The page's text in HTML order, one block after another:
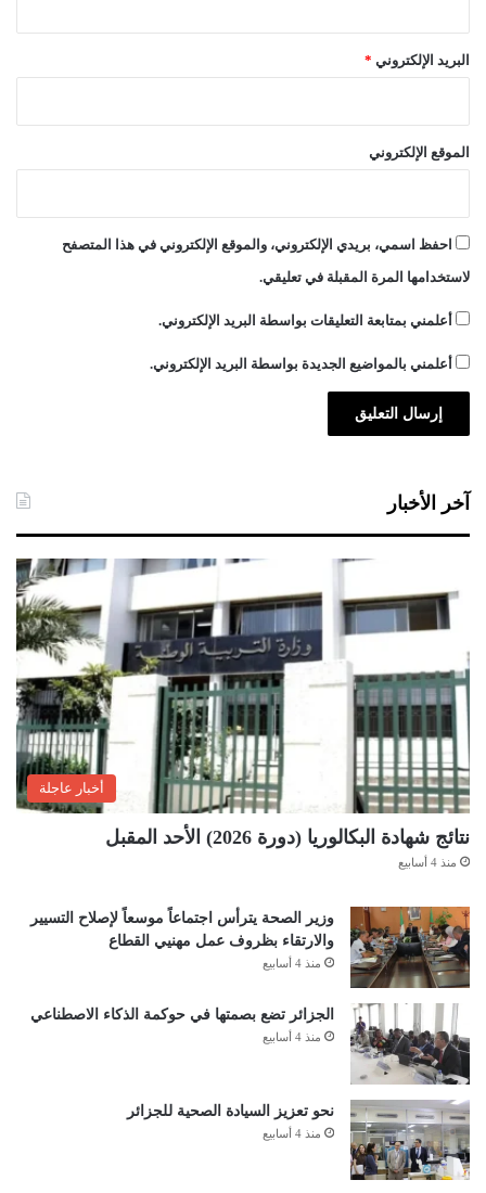
البريد الإلكتروني *
الموقع الإلكتروني
احفظ اسمي، بريدي الإلكتروني، والموقع الإلكتروني في هذا المتصفح
لاستخدامها المرة المقبلة في تعليقي.
أعلمني بمتابعة التعليقات بواسطة البريد الإلكتروني.
أعلمني بالمواضيع الجديدة بواسطة البريد الإلكتروني.
آخر الأخبار
أخبار عاجلة
نتائج شهادة البكالوريا (دورة 2026) الأحد المقبل
منذ 4 أسابيع
وزير الصحة يترأس اجتماعاً موسعاً لإصلاح التسيير
والارتقاء بظروف عمل مهنيي القطاع
منذ 4 أسابيع
الجزائر تضع بصمتها في حوكمة الذكاء الاصطناعي
منذ 4 أسابيع
نحو تعزيز السيادة الصحية للجزائر
منذ 4 أسابيع